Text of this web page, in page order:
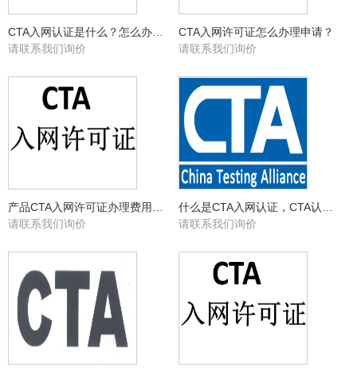
请联系我们询价
CTA入网许可证怎么办理申请？
请联系我们询价
请联系我们询价
请联系我们询价